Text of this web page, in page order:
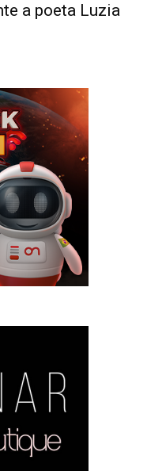
a poeta Luzia